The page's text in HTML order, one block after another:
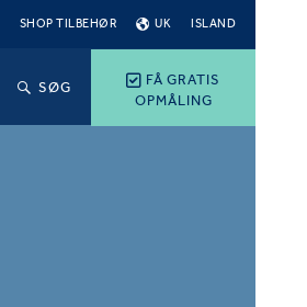
SHOP TILBEHØR UK ISLAND
FÅ GRATIS
OPMÅLING
SØG